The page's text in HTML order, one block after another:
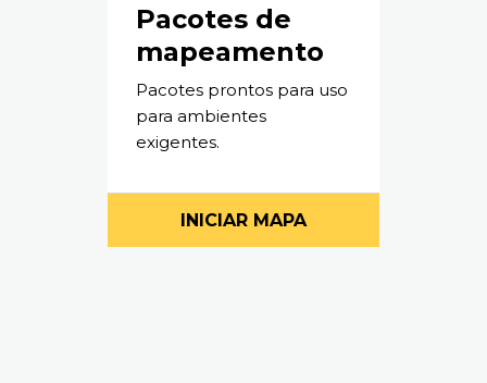
Pacotes de
mapeamento
Pacotes prontos para uso
para ambientes
exigentes.
INICIAR MAPA